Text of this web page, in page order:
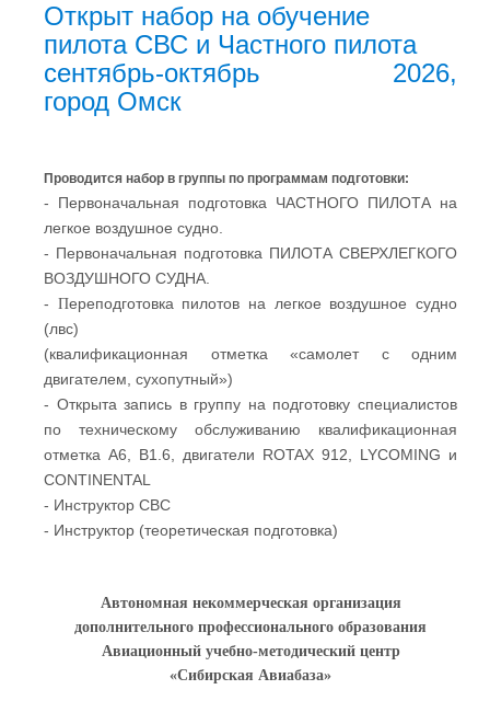
Открыт набор на обучение
пилота СВС и Частного пилота
сентябрь-октябрь 2026,
город Омск
Проводится набор в группы по программам подготовки:
- Первоначальная подготовка ЧАСТНОГО ПИЛОТА на
легкое воздушное судно.
- Первоначальная подготовка ПИЛОТА СВЕРХЛЕГКОГО
ВОЗДУШНОГО СУДНА.
- Переподготовка пилотов на легкое воздушное судно
(лвс)
(квалификационная отметка «самолет с одним
двигателем, сухопутный»)
- Открыта запись в группу на подготовку специалистов
по техническому обслуживанию квалификационная
отметка А6, В1.6, двигатели ROTAX 912, LYCOMING и
CONTINENTAL
- Инструктор СВС
- Инструктор (теоретическая подготовка)
Автономная некоммерческая организация
дополнительного профессионального образования
Авиационный учебно-методический центр
«Сибирская Авиабаза»